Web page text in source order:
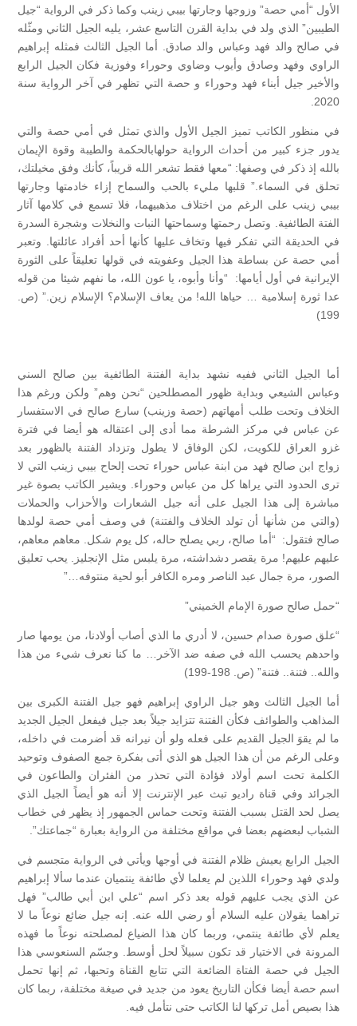
الأول “أمي حصة” وزوجها وجارتها بيبي زينب وكما ذكر في الرواية “جيل
الطيبين” الذي ولد في بداية القرن التاسع عشر، يليه الجيل الثاني ومثّله
في صالح والد فهد وعباس والد صادق. أما الجيل الثالث فمثله إبراهيم
الراوي وفهد وصادق وأيوب وضاوي وحوراء وفوزية فكان الجيل الرابع
والأخير جيل أبناء فهد وحوراء و حصة التي تظهر في آخر الرواية سنة
2020.
في منظور الكاتب تميز الجيل الأول والذي تمثل في أمي حصة والتي
يدور جزء كبير من أحداث الرواية حولهابالحكمة والطيبة وقوة الإيمان
بالله إذ ذكر في وصفها: “معها فقط تشعر الله قريباً، كأنك وفق مخيلتك،
تحلق في السماء.” قلبها مليء بالحب والسماح إزاء خادمتها وجارتها
بيبي زينب على الرغم من اختلاف مذهبيهما، فلا تسمع في كلامها آثار
الفتة الطائفية. وتصل رحمتها وسماحتها النبات والنخلات وشجرة السدرة
في الحديقة التي تفكر فيها وتخاف عليها كأنها أحد أفراد عائلتها. وتعبر
أمي حصة عن بساطة هذا الجيل وعفويته في قولها تعليقاً على الثورة
الإيرانية في أول أيامها: “وأنا وأبوه، يا عون الله، ما نفهم شيئا من قوله
عدا ثورة إسلامية … حياها الله! من يعاف الإسلام؟ الإسلام زين.” (ص.
199)
أما الجيل الثاني ففيه نشهد بداية الفتنة الطائفية بين صالح السني
وعباس الشيعي وبداية ظهور المصطلحين “نحن وهم” ولكن ورغم هذا
الخلاف وتحت طلب أمهاتهم (حصة وزينب) سارع صالح في الاستفسار
عن عباس في مركز الشرطة مما أدى إلى اعتقاله هو أيضا في فترة
غزو العراق للكويت، لكن الوفاق لا يطول وتزداد الفتنة بالظهور بعد
زواج ابن صالح فهد من ابنة عباس حوراء تحت إلحاح بيبي زينب التي لا
ترى الحدود التي يراها كل من عباس وحوراء. ويشير الكاتب بصوة غير
مباشرة إلى هذا الجيل على أنه جيل الشعارات والأحزاب والحملات
(والتي من شأنها أن تولد الخلاف والفتنة) في وصف أمي حصة لولدها
صالح فتقول: “أما صالح، ربي يصلح حاله، كل يوم شكل. معاهم معاهم،
عليهم عليهم! مرة يقصر دشداشته، مرة يلبس مثل الإنجليز. يحب تعليق
الصور، مرة جمال عبد الناصر ومره الكافر أبو لحية منتوفه…”
“حمل صالح صورة الإمام الخميني”
“علق صورة صدام حسين، لا أدري ما الذي أصاب أولادنا، من يومها صار
واحدهم يحسب الله في صفه ضد الآخر… ما كنا نعرف شيء من هذا
والله.. فتنة.. فتنة” (ص. 198-199)
أما الجيل الثالث وهو جيل الراوي إبراهيم فهو جيل الفتنة الكبرى بين
المذاهب والطوائف فكأن الفتنة تتزايد جيلاً بعد جيل فيفعل الجيل الجديد
ما لم يقوَ الجيل القديم على فعله ولو أن نيرانه قد أضرمت في داخله،
وعلى الرغم من أن هذا الجيل هو الذي أتى بفكرة جمع الصفوف وتوحيد
الكلمة تحت اسم أولاد فؤادة التي تحذر من الفئران والطاعون في
الجرائد وفي قناة راديو تبث عبر الإنترنت إلا أنه هو أيضاً الجيل الذي
يصل لحد القتل بسبب الفتنة وتحت حماس الجمهور إذ يظهر في خطاب
الشباب لبعضهم بعضا في مواقع مختلفة من الرواية بعبارة “جماعتك”.
الجيل الرابع يعيش ظلام الفتنة في أوجها ويأتي في الرواية متجسم في
ولدي فهد وحوراء اللذين لم يعلما لأي طائفة ينتميان عندما سألا إبراهيم
عن الذي يجب عليهم قوله بعد ذكر اسم “علي ابن أبي طالب” فهل
تراهما يقولان عليه السلام أو رضي الله عنه. إنه جيل ضائع نوعاً ما لا
يعلم لأي طائفة ينتمي، وربما كان هذا الضياع لمصلحته نوعاً ما فهذه
المرونة في الاختيار قد تكون سبيلاً لحل أوسط. وجسّم السنعوسي هذا
الجيل في حصة الفتاة الضائعة التي تتابع القناة وتحبها، ثم إنها تحمل
اسم حصة أيضا فكأن التاريخ يعود من جديد في صيغة مختلفة، ربما كان
هذا بصيص أمل تركها لنا الكاتب حتى نتأمل فيه.